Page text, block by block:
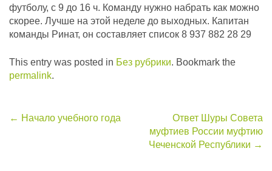
футболу, с 9 до 16 ч. Команду нужно набрать как можно
скорее. Лучше на этой неделе до выходных. Капитан
команды Ринат, он составляет список 8 937 882 28 29
This entry was posted in Без рубрики. Bookmark the
permalink.
Post
← Начало учебного года
Ответ Шуры Совета
муфтиев России муфтию
Чеченской Республики →